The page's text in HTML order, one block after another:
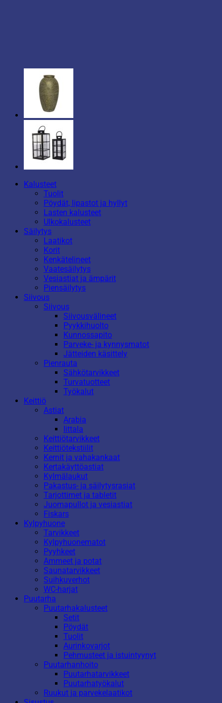
Kalusteet
Tuolit
Pöydät, lipastot ja hyllyt
Lasten kalusteet
Ulkokalusteet
Säilytys
Laatikot
Korit
Kenkätelineet
Vaatesäilytys
Vesiastiat ja ämpärit
Piensäilytys
Siivous
Siivous
Siivousvälineet
Pyykkihuolto
Kunnossapito
Parveke- ja kynnysmatot
Jätteiden käsittely
Pienrauta
Sähkötarvikkeet
Turvatuotteet
Työkalut
Keittiö
Astiat
Arabia
Iittala
Keittiötarvikkeet
Keittiötekstiilit
Kernit ja vahakankaat
Kertakäyttöastiat
Kylmälaukut
Pakastus- ja säilytysrasiat
Tarjottimet ja tabletit
Juomapullot ja vesiastiat
Fiskars
Kylpyhuone
Tarvikkeet
Kylpyhuonematot
Pyyhkeet
Ammeet ja potat
Saunatarvikkeet
Suihkuverhot
WC-harjat
Puutarha
Puutarhakalusteet
Setit
Pöydät
Tuolit
Aurinkovarjot
Pehmusteet ja istuintyynyt
Puutarhanhoito
Puutarhatarvikkeet
Puutarhatyökalut
Ruukut ja parvekelaatikot